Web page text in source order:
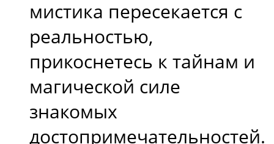
мистика пересекается с
реальностью,
прикоснетесь к тайнам и
магической силе
знакомых
достопримечательностей.